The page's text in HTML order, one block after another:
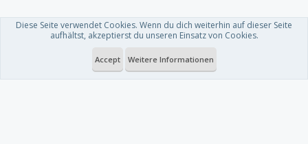
Forum software by XenForo™-Deutsch von xenDach
Theme designed by ThemeHouse.
Diese Seite verwendet Cookies. Wenn du dich weiterhin auf dieser Seite
aufhältst, akzeptierst du unseren Einsatz von Cookies.
Accept Weitere Informationen